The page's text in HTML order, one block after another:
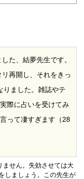
た、結夢先生です。
再開し、それをきっ
りました。雑誌やテ
際に占いを受けてみ
って凄すぎます（28
せん。失効させては大
しましょう。この先生が